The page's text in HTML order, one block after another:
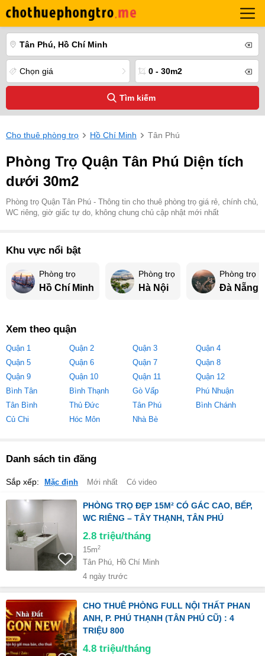
Tân Phú, Hồ Chí Minh
Chọn giá 0 - 30m2
Tìm kiếm
Cho thuê phòng trọ Hồ Chí Minh Tân Phú
Phòng Trọ Quận Tân Phú Diện tích
dưới 30m2
Phòng trọ Quận Tân Phú - Thông tin cho thuê phòng trọ giá rẻ, chính chủ,
WC riêng, giờ giấc tự do, không chung chủ cập nhật mới nhất
Khu vực nổi bật
Phòng trọ
Hồ Chí Minh
Phòng trọ
Hà Nội
Phòng trọ
Đà Nẵng
Xem theo quận
Quận 1 Quận 2 Quận 3
Quận 4
Quận 5
Quận 6 Quận 7
Quận 8
Quận 9
Quận 10 Quận 11
Quận 12
Bình Tân
Bình Thạnh Gò Vấp
Phú Nhuận
Tân Bình
Thủ Đức Tân Phú
Bình Chánh
Củ Chi
Hóc Môn Nhà Bè
Danh sách tin đăng
Sắp xếp: Mặc định Mới nhất Có video
PHÒNG TRỌ ĐẸP 15M² CÓ GÁC CAO, BẾP,
WC RIÊNG – TÂY THẠNH, TÂN PHÚ
2.8 triệu/tháng
15m2
Tân Phú, Hồ Chí Minh
4 ngày trước
CHO THUÊ PHÒNG FULL NỘI THẤT PHAN
ANH, P. PHÚ THẠNH (TÂN PHÚ CŨ) : 4
TRIỆU 800
4.8 triệu/tháng